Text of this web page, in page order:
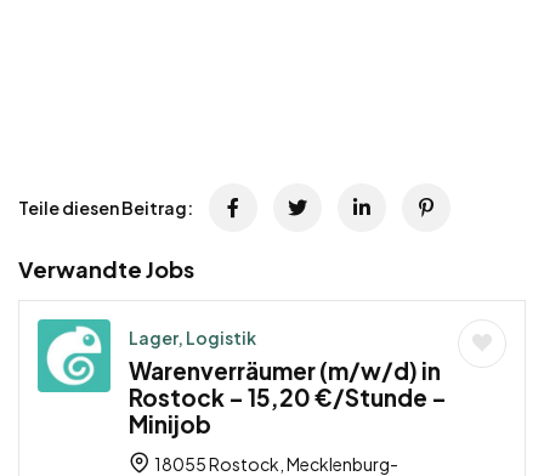
Teile diesen Beitrag:
Verwandte Jobs
Lager, Logistik
Warenverräumer (m/w/d) in
Rostock – 15,20 €/Stunde –
Minijob
18055 Rostock, Mecklenburg-